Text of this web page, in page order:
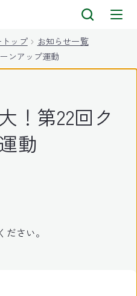
ップ
お知らせ一覧
ンアップ運動
！第22回ク
動
さい。